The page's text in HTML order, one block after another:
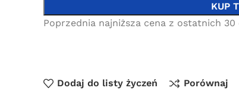
KUP
Poprzednia najniższa cena z ostatnich 30
Dodaj do listy życzeń Porównaj